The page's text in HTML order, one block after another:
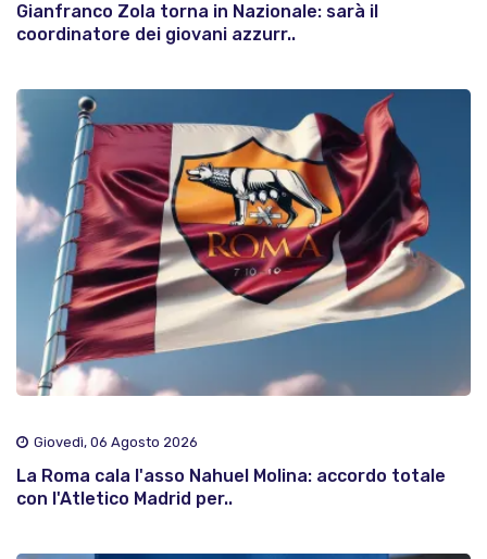
Gianfranco Zola torna in Nazionale: sarà il
coordinatore dei giovani azzurr..
Giovedì, 06 Agosto 2026
La Roma cala l'asso Nahuel Molina: accordo totale
con l'Atletico Madrid per..